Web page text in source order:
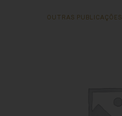
OUTRAS PUBLICAÇÕES